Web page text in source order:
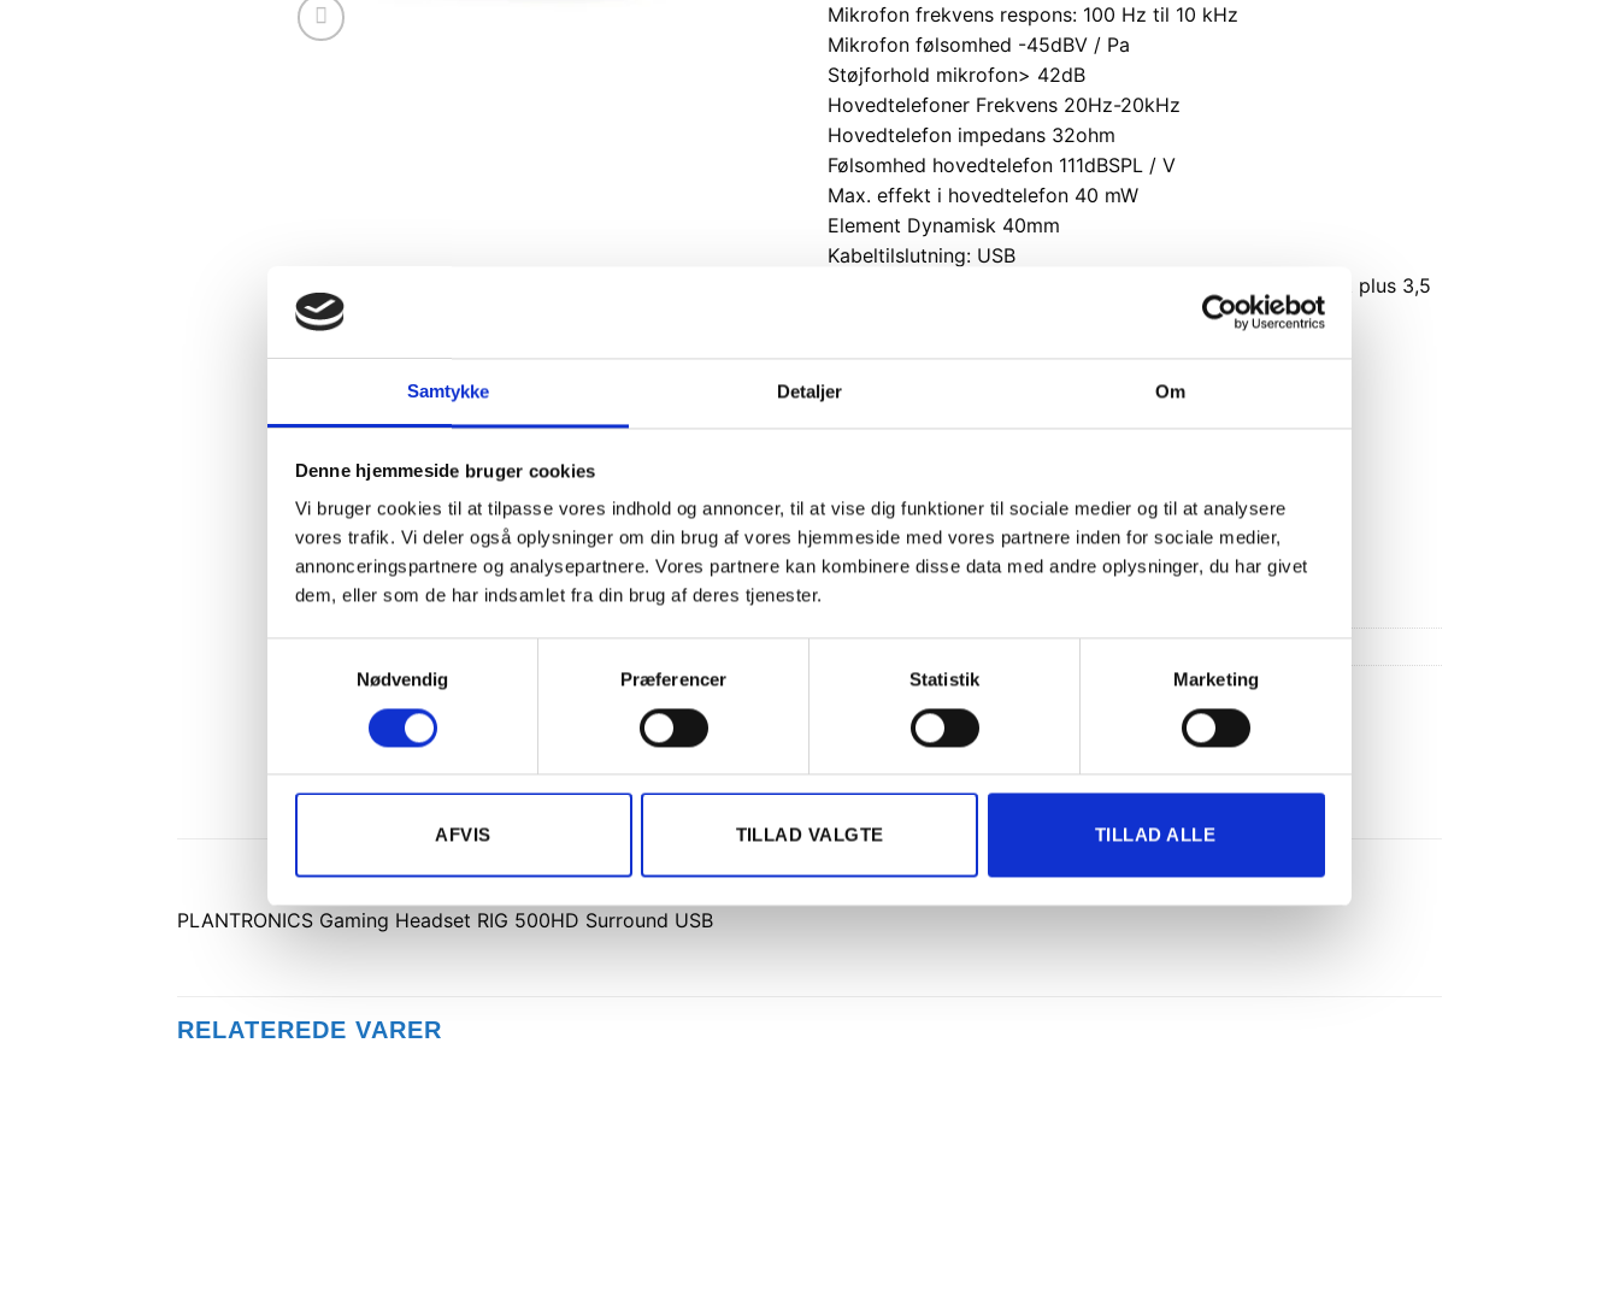
Samtykke Detaljer Om
Denne hjemmeside bruger cookies
Vi bruger cookies til at tilpasse vores indhold og annoncer, til at vise dig funktioner til sociale medier og til at analysere
vores trafik. Vi deler også oplysninger om din brug af vores hjemmeside med vores partnere inden for sociale medier,
annonceringspartnere og analysepartnere. Vores partnere kan kombinere disse data med andre oplysninger, du har givet
dem, eller som de har indsamlet fra din brug af deres tjenester.
Nødvendig
Præferencer Statistik Marketing
AFVIS TILLAD VALGTE TILLAD ALLE
Mikrofon frekvens respons: 100 Hz til 10 kHz
Mikrofon følsomhed -45dBV / Pa
Støjforhold mikrofon> 42dB
Hovedtelefoner Frekvens 20Hz-20kHz
Hovedtelefon impedans 32ohm
Følsomhed hovedtelefon 111dBSPL / V
Max. effekt i hovedtelefon 40 mW
Element Dynamisk 40mm
Kabeltilslutning: USB
Hovedtelefonkabel: Fast 1,5 m kabel med 3,5 mm 4-polet plus 3,5
En nem og gennemskuelig handel
Løbende kontrolleret
Gaminggrej
PLANTRONICS Gaming Headset RIG 500HD Surround USB
RELATEREDE VARER